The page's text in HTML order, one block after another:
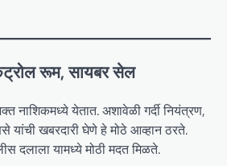
रूम, सायबर सेल
नाशिकमध्ये येतात. अशावेळी गर्दी नियंत्रण,
यांची खबरदारी घेणे हे मोठे आव्हान ठरते.
दलाला यामध्ये मोठी मदत मिळते.